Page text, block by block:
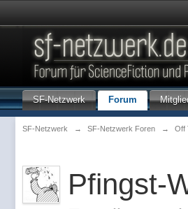
SF-Netzwerk Forum
SF-Netzwerk → SF-Netzwerk Foren → Off
Pfingst-